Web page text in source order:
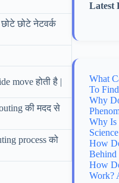
छोटे नेटवर्क
move होती है |
की मदद से
process को
Latest
What
To
Why
Why Is
Science
How
Behind
How
Work?